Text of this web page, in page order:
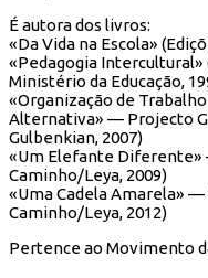
É autora dos livros:
«Da Vida na Escola»
«Pedagogia Intercultural»
Ministério da Educação,
«Organização de
Alternativa» — Projecto
Gulbenkian, 2007)
«Um Elefante Diferente»
Caminho/Leya, 2009)
«Uma Cadela Amarela»
Caminho/Leya, 2012)
Pertence ao Movimento